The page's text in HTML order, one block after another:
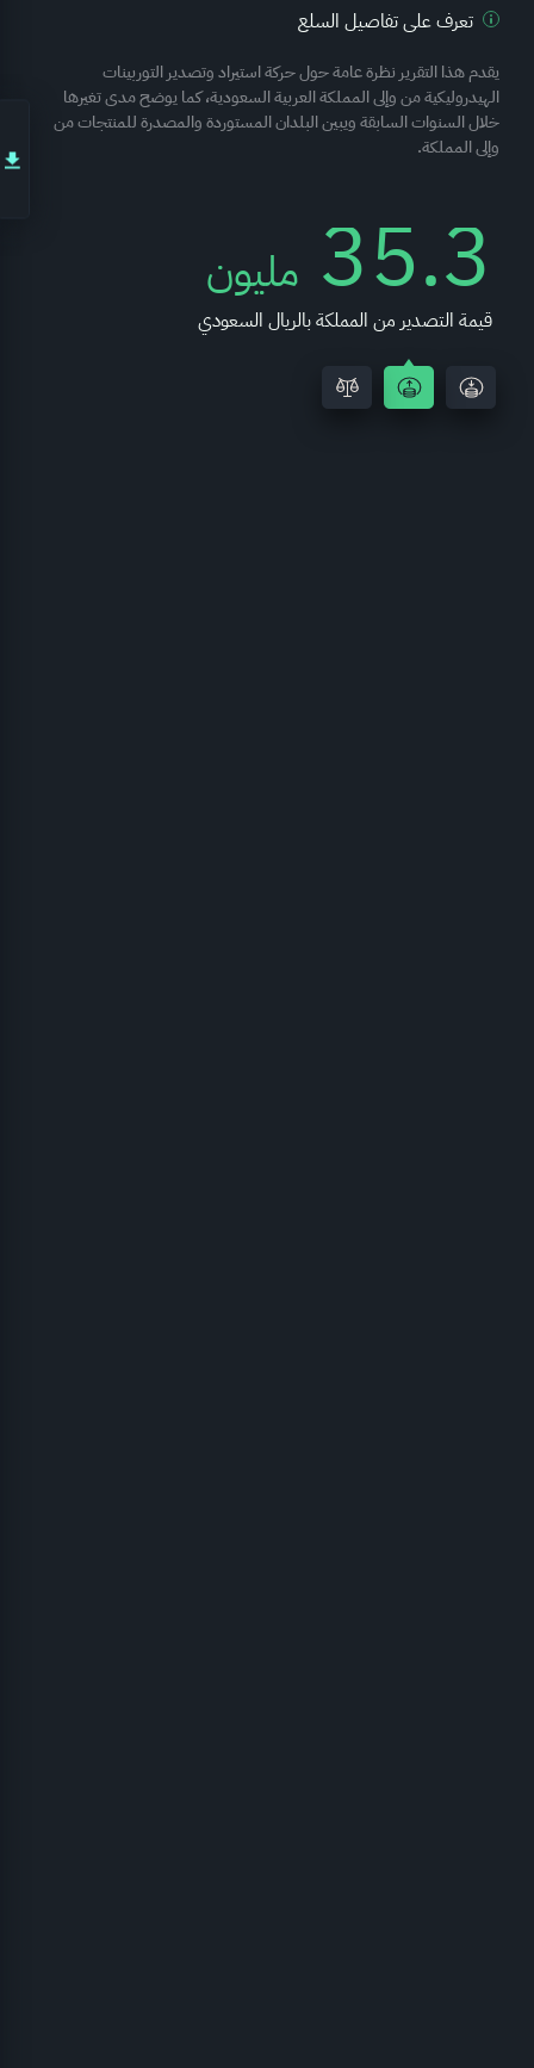
تعرف على تفاصيل السلع
يقدم هذا التقرير نظرة عامة حول حركة استيراد وتصدير التوربينات
الهيدروليكية من وإلى المملكة العربية السعودية، كما يوضح مدى تغيرها
خلال السنوات السابقة ويبين البلدان المستوردة والمصدرة للمنتجات من
وإلى المملكة.
35.3 مليون
قيمة التصدير من المملكة بالريال السعودي